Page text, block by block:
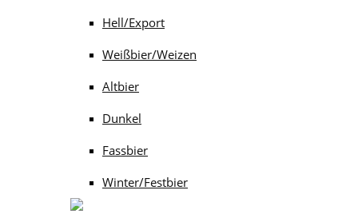
Hell/Export
Weißbier/Weizen
Altbier
Dunkel
Fassbier
Winter/Festbier